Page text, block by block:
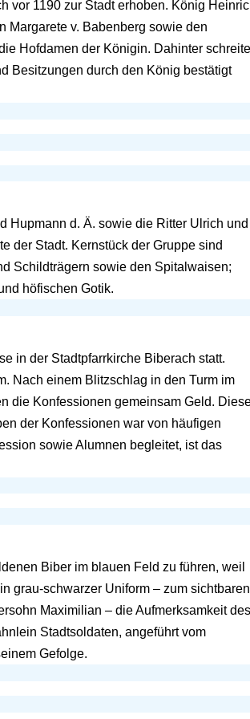
vor 1190 zur Stadt erhoben. König
Margarete v. Babenberg sowie den
Hofdamen der Königin. Dahinter
Besitzungen durch den König bestätigt
Hupmann d. Ä. sowie die Ritter Ulrich und
der Stadt. Kernstück der Gruppe sind
Schildträgern sowie den Spitalwaisen;
höfischen Gotik.
in der Stadtpfarrkirche Biberach statt.
Nach einem Blitzschlag in den Turm im
die Konfessionen gemeinsam Geld.
der Konfessionen war von häufigen
sowie Alumnen begleitet, ist das
Biber im blauen Feld zu führen, weil
grau-schwarzer Uniform – zum sichtbaren
Maximilian – die Aufmerksamkeit des
Stadtsoldaten, angeführt vom
Gefolge.